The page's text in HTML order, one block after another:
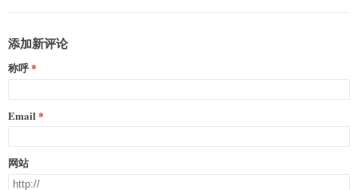
添加新评论
称呼
Email
网站